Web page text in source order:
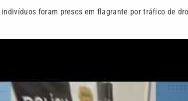
foram presos em flagrante por tráfico de